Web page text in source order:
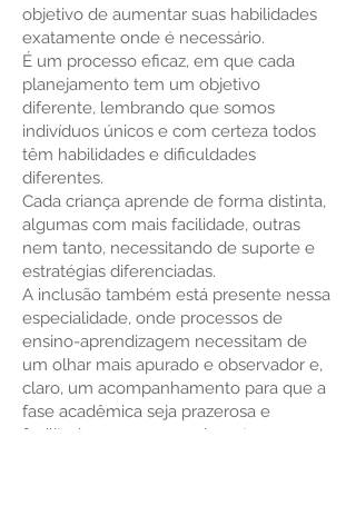
objetivo de aumentar suas habilidades
exatamente onde é necessário.
É um processo eficaz, em que cada
planejamento tem um objetivo
diferente, lembrando que somos
indivíduos únicos e com certeza todos
têm habilidades e dificuldades
diferentes.
Cada criança aprende de forma distinta,
algumas com mais facilidade, outras
nem tanto, necessitando de suporte e
estratégias diferenciadas.
A inclusão também está presente nessa
especialidade, onde processos de
ensino-aprendizagem necessitam de
um olhar mais apurado e observador e,
claro, um acompanhamento para que a
fase acadêmica seja prazerosa e
facilitadora para o crescimento e